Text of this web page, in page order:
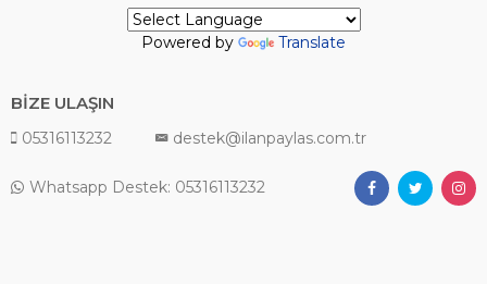
Powered by Translate
BİZE ULAŞIN
05316113232 destek@ilanpaylas.com.tr
Whatsapp Destek: 05316113232